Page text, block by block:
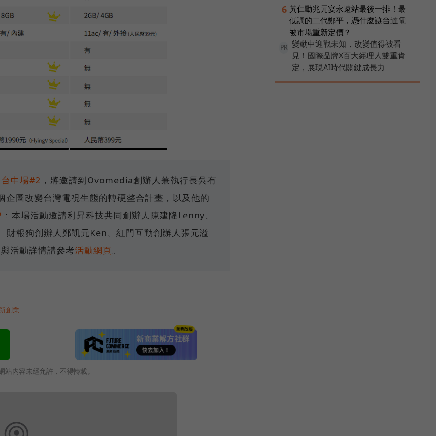
中場#2 ，將邀請到Ovomedia創辦人兼執行長吳有
圖改變台灣電視生態的轉硬整合計畫，以及他的
：本場活動邀請利昇科技共同創辦人陳建隆Lenny、
報狗創辦人鄭凱元Ken、紅門互動創辦人張元溢
活動詳情請參考活動網頁。
創業
站內容未經允許，不得轉載。
6 黃仁勳兆元宴永遠站最後一排！最
低調的二代鄭平，憑什麼讓台達電
被市場重新定價？
PR
變動中迎戰未知，改變值得被看
見！國際品牌X百大經理人雙重肯
定，展現AI時代關鍵成長力